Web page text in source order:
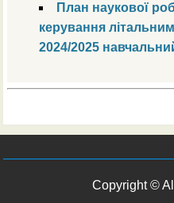
План наукової
керування
2024/2025
Copyright ©